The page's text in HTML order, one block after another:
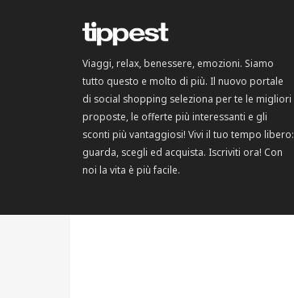
Viaggi, relax, benessere, emozioni. Siamo
tutto questo e molto di più. Il nuovo portale
di social shopping seleziona per te le migliori
proposte, le offerte più interessanti e gli
sconti più vantaggiosi! Vivi il tuo tempo libero:
guarda, scegli ed acquista. Iscriviti ora! Con
noi la vita è più facile.